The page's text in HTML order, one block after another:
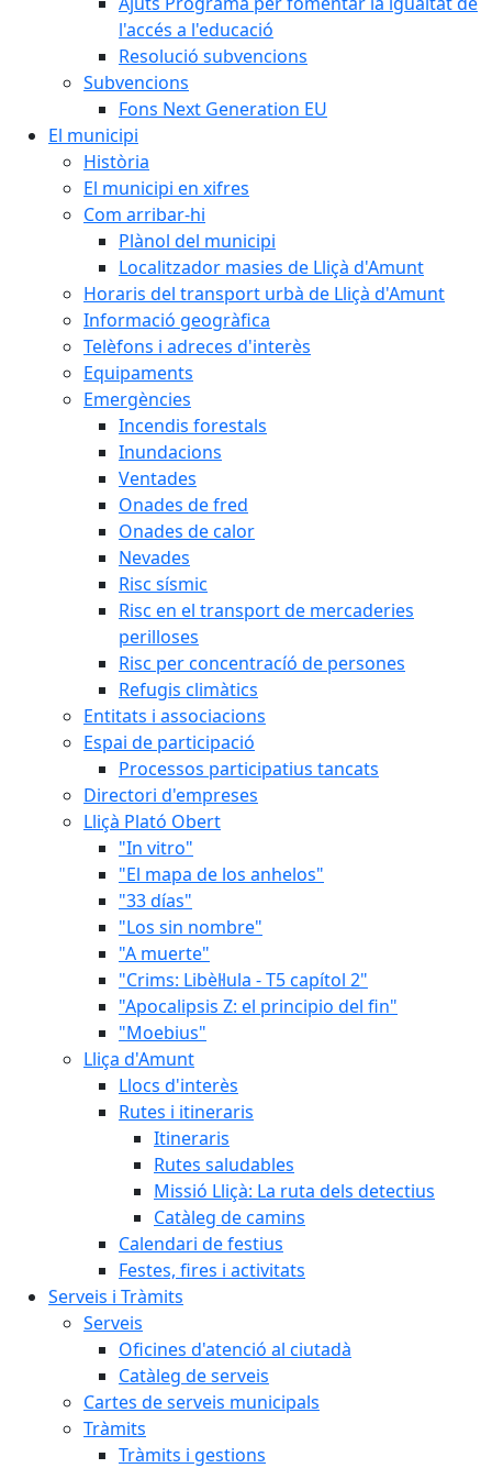
l'accés a l'educació
Resolució subvencions
Subvencions
Fons Next Generation EU
El municipi
Història
El municipi en xifres
Com arribar-hi
Plànol del municipi
Localitzador masies de Lliçà d'Amunt
Horaris del transport urbà de Lliçà d'Amunt
Informació geogràfica
Telèfons i adreces d'interès
Equipaments
Emergències
Incendis forestals
Inundacions
Ventades
Onades de fred
Onades de calor
Nevades
Risc sísmic
Risc en el transport de mercaderies
perilloses
Risc per concentracíó de persones
Refugis climàtics
Entitats i associacions
Espai de participació
Processos participatius tancats
Directori d'empreses
Lliçà Plató Obert
"In vitro"
"El mapa de los anhelos"
"33 días"
"Los sin nombre"
"A muerte"
"Crims: Libèl·lula - T5 capítol 2"
"Apocalipsis Z: el principio del fin"
"Moebius"
Lliça d'Amunt
Llocs d'interès
Rutes i itineraris
Itineraris
Rutes saludables
Missió Lliçà: La ruta dels detectius
Catàleg de camins
Calendari de festius
Festes, fires i activitats
Serveis i Tràmits
Serveis
Oficines d'atenció al ciutadà
Catàleg de serveis
Cartes de serveis municipals
Tràmits
Tràmits i gestions